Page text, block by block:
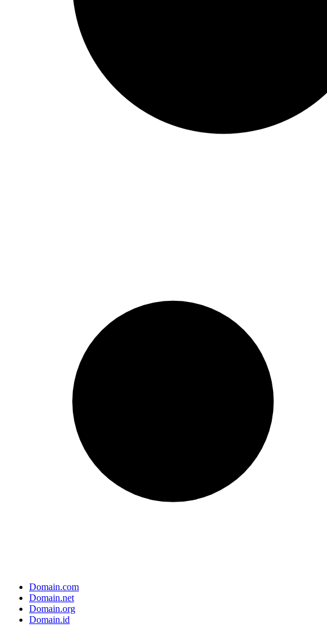
Domain.com
Domain.net
Domain.org
Domain.id